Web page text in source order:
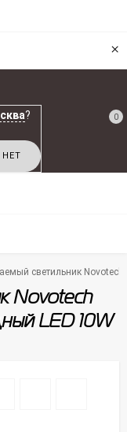
×
? 0
светильник
Novotech
LED 10W